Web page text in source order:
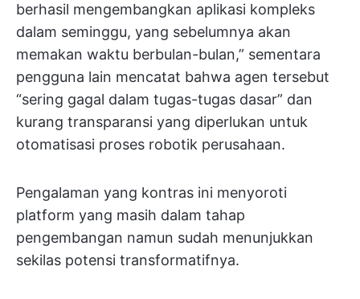
berhasil mengembangkan aplikasi kompleks
dalam seminggu, yang sebelumnya akan
memakan waktu berbulan-bulan,” sementara
pengguna lain mencatat bahwa agen tersebut
“sering gagal dalam tugas-tugas dasar” dan
kurang transparansi yang diperlukan untuk
otomatisasi proses robotik perusahaan.
Pengalaman yang kontras ini menyoroti
platform yang masih dalam tahap
pengembangan namun sudah menunjukkan
sekilas potensi transformatifnya.